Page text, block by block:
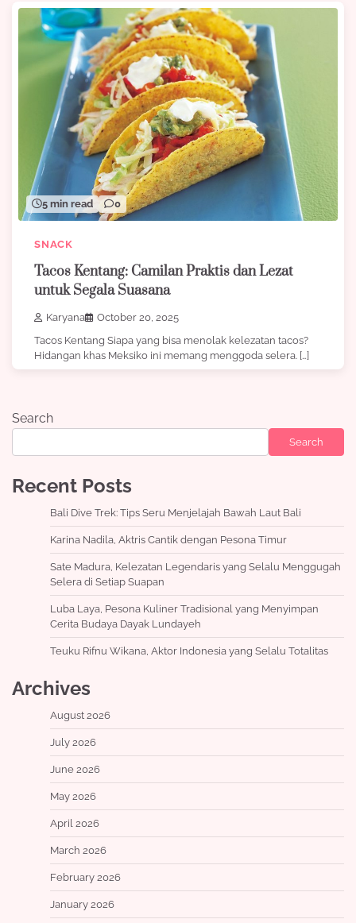
5 min read 0
SNACK
Tacos Kentang: Camilan Praktis dan Lezat
untuk Segala Suasana
Karyana
October 20, 2025
Tacos Kentang Siapa yang bisa menolak kelezatan tacos?
Hidangan khas Meksiko ini memang menggoda selera. […]
Search
Search
Recent Posts
Bali Dive Trek: Tips Seru Menjelajah Bawah Laut Bali
Karina Nadila, Aktris Cantik dengan Pesona Timur
Sate Madura, Kelezatan Legendaris yang Selalu Menggugah
Selera di Setiap Suapan
Luba Laya, Pesona Kuliner Tradisional yang Menyimpan
Cerita Budaya Dayak Lundayeh
Teuku Rifnu Wikana, Aktor Indonesia yang Selalu Totalitas
Archives
August 2026
July 2026
June 2026
May 2026
April 2026
March 2026
February 2026
January 2026